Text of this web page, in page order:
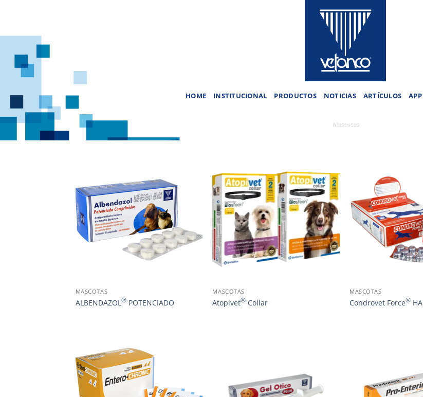
HOME INSTITUCIONAL PRODUCTOS NOTICIAS ARTÍCULOS APP
Mascotas
MASCOTAS
ALBENDAZOL®POTENCIADO
MASCOTAS
Atopivet® Collar
MASCOTAS
Condrovet Force® HA